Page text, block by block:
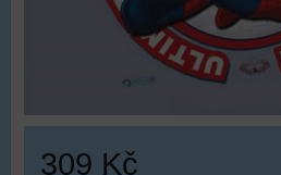
309 Kč